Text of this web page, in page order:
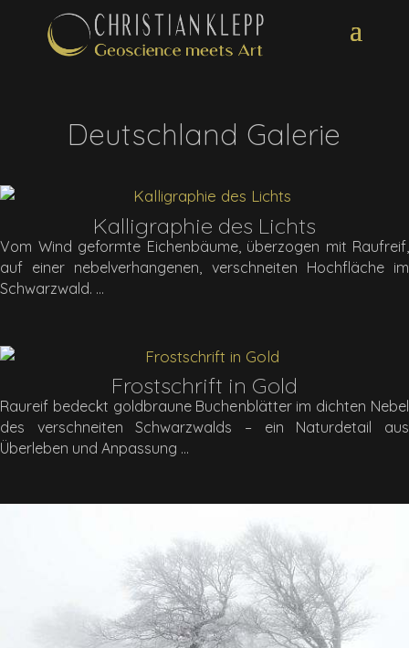
Deutschland Galerie
Kalligraphie des Lichts
Vom Wind geformte Eichenbäume, überzogen mit Raufreif,
auf einer nebelverhangenen, verschneiten Hochfläche im
Schwarzwald.
Frostschrift in Gold
Raureif bedeckt goldbraune Buchenblätter im dichten Nebel
des verschneiten Schwarzwalds – ein Naturdetail aus
Überleben und Anpassung